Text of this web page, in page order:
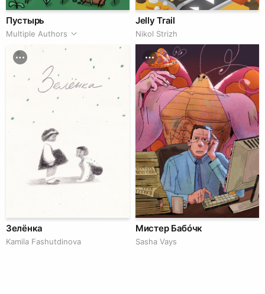
Пустырь
Multiple Authors
Jelly Trail
Nikol Strizh
Зелёнка
Kamila Fashutdinova
Мистер Бабóчк
Sasha Vays